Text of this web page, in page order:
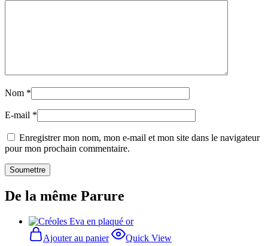
Nom *
E-mail *
Enregistrer mon nom, mon e-mail et mon site dans le navigateur
pour mon prochain commentaire.
De la même Parure
Ajouter au panier Quick View